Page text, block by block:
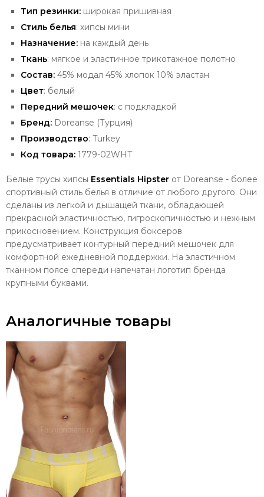
Тип резинки: широкая пришивная
Стиль белья: хипсы мини
Назначение: на каждый день
Ткань: мягкое и эластичное трикотажное полотно
Состав: 45% модал 45% хлопок 10% эластан
Цвет: белый
Передний мешочек: с подкладкой
Бренд: Doreanse (Турция)
Производство: Turkey
Код товара: 1779-02WHT
Белые трусы хипсы Essentials Hipster от Doreanse - более
спортивный стиль белья в отличие от любого другого. Они
сделаны из легкой и дышащей ткани, обладающей
прекрасной эластичностью, гигроскопичностью и нежным
прикосновением. Конструкция боксеров
предусматривает контурный передний мешочек для
комфортной ежедневной поддержки. На эластичном
тканном поясе спереди напечатан логотип бренда
крупными буквами.
Аналогичные товары